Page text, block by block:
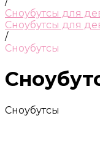
Сноубутсы для
Сноубутсы для
/
Сноубутсы
Сноубутсы